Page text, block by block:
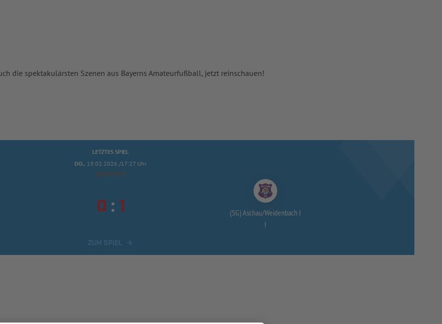
die spektakulärsten Szenen aus Bayerns Amateurfußball, jetzt reinschauen!
LETZTES SPIEL
DO.. 19.02.2026 /17:27 Uhr
ABPFIFF
 :  (SG) Aschau/Weidenbach I
I